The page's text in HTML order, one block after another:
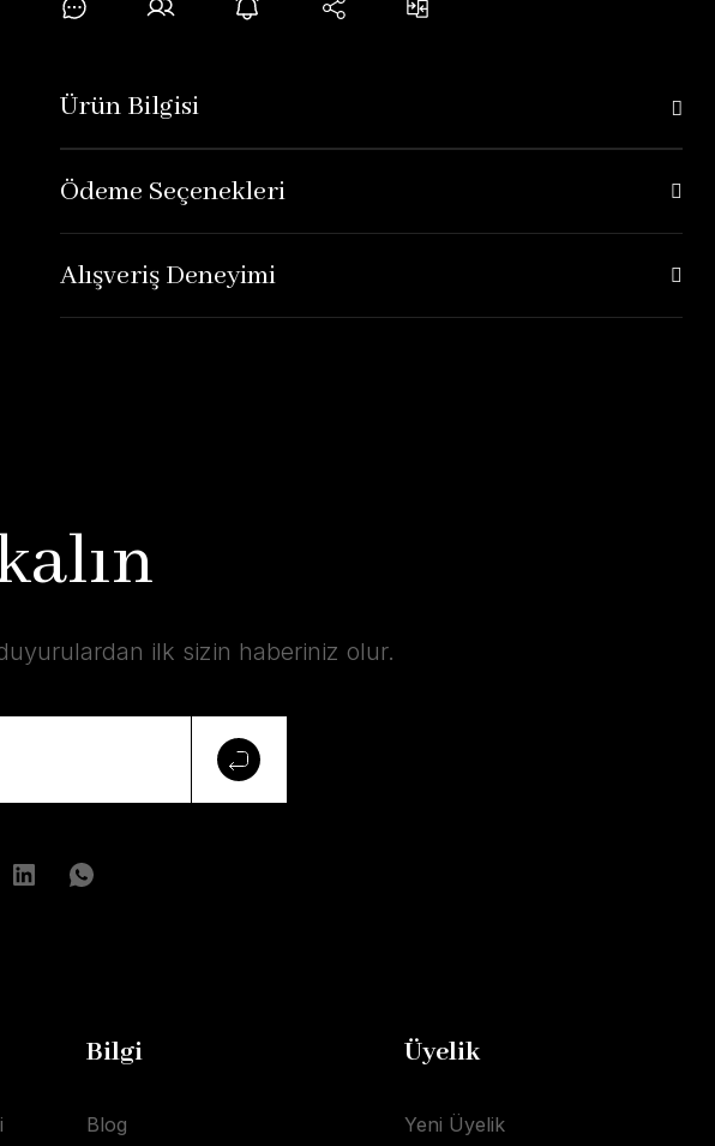
Ürün Bilgisi
Ödeme Seçenekleri
Alışveriş Deneyimi
ilk sizin haberiniz olur.
Bilgi
Blog
Üyelik
Yeni Üyelik